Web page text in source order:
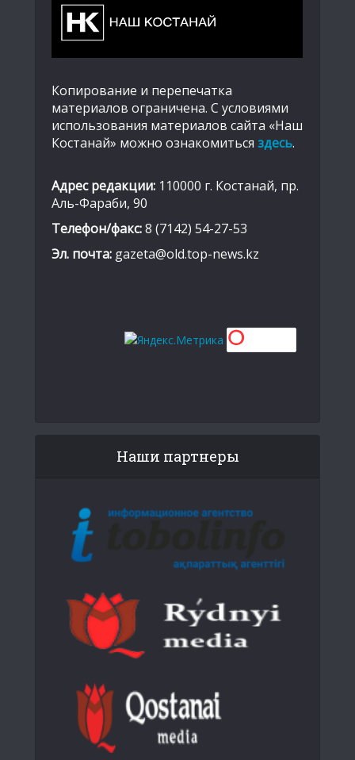
Копирование и перепечатка
материалов ограничена. С условиями
использования материалов сайта «Наш
Костанай» можно ознакомиться здесь.
Адрес редакции: 110000 г. Костанай, пр.
Аль-Фараби, 90
Телефон/факс:8 (7142) 54-27-53
Эл. почта: gazeta@old.top-news.kz
Наши партнеры